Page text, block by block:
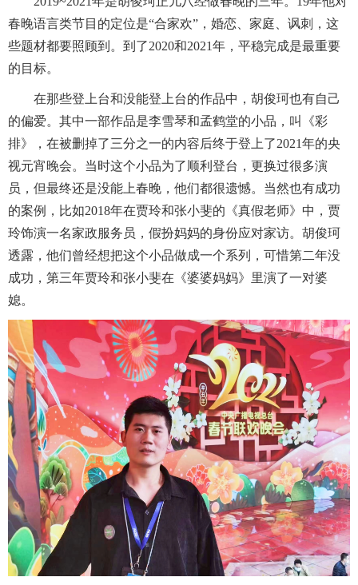
春晚语言类节目的定位是“合家欢”，婚恋、家庭、讽刺，这
些题材都要照顾到。到了2020和2021年，平稳完成是最重要
的目标。
在那些登上台和没能登上台的作品中，胡俊珂也有自己
的偏爱。其中一部作品是李雪琴和孟鹤堂的小品，叫《彩
排》，在被删掉了三分之一的内容后终于登上了2021年的央
视元宵晚会。当时这个小品为了顺利登台，更换过很多演
员，但最终还是没能上春晚，他们都很遗憾。当然也有成功
的案例，比如2018年在贾玲和张小斐的《真假老师》中，贾
玲饰演一名家政服务员，假扮妈妈的身份应对家访。胡俊珂
透露，他们曾经想把这个小品做成一个系列，可惜第二年没
成功，第三年贾玲和张小斐在《婆婆妈妈》里演了一对婆
媳。